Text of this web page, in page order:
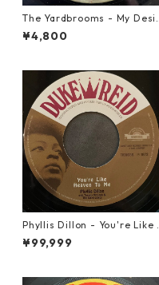
The Yardbrooms - My Desir
e【7-21922】
¥4,800
Phyllis Dillon - You're Like H
eaven To Me【7-21913】
¥99,999